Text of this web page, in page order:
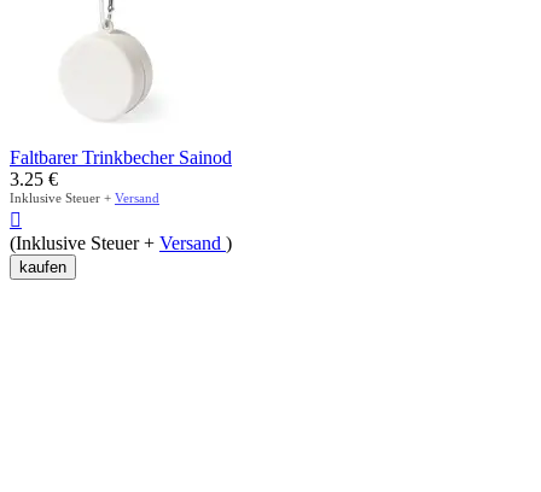
Faltbarer Trinkbecher Sainod
3.25 €
Inklusive Steuer + Versand

(Inklusive Steuer + Versand )
kaufen